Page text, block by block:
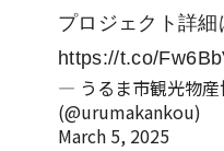
プロジェクト詳細
https://t.co/
— うるま市観光物産
(@urumakankou)
March 5, 2025